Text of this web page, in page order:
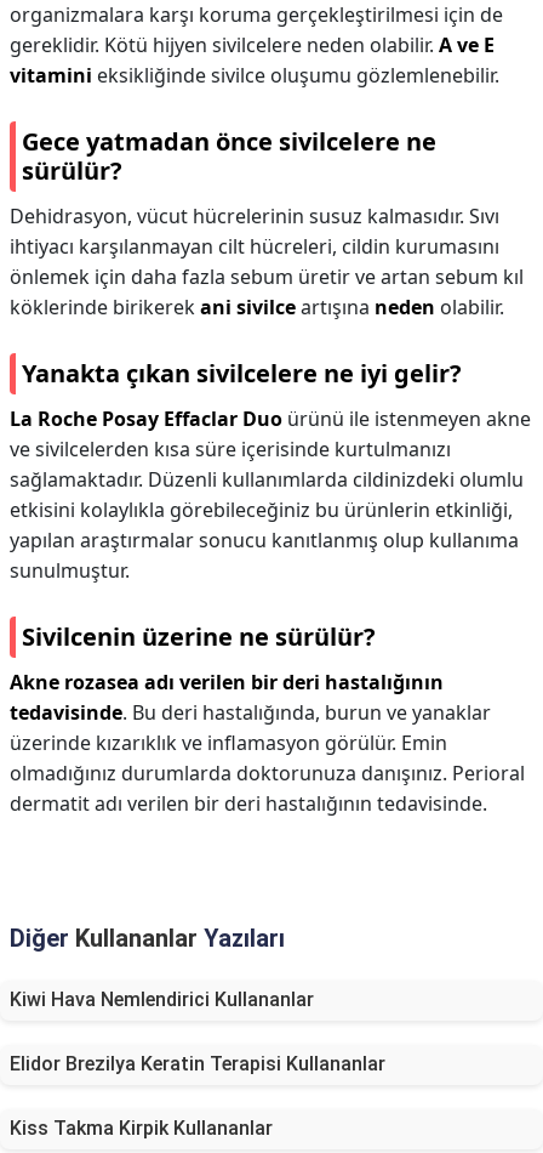
organizmalara karşı koruma gerçekleştirilmesi için de
gereklidir. Kötü hijyen sivilcelere neden olabilir. A ve E
vitamini eksikliğinde sivilce oluşumu gözlemlenebilir.
Gece yatmadan önce sivilcelere ne
sürülür?
Dehidrasyon, vücut hücrelerinin susuz kalmasıdır. Sıvı
ihtiyacı karşılanmayan cilt hücreleri, cildin kurumasını
önlemek için daha fazla sebum üretir ve artan sebum kıl
köklerinde birikerekani sivilceartışına neden olabilir.
Yanakta çıkan sivilcelere ne iyi gelir?
La Roche Posay Effaclar Duo ürünü ile istenmeyen akne
ve sivilcelerden kısa süre içerisinde kurtulmanızı
sağlamaktadır. Düzenli kullanımlarda cildinizdeki olumlu
etkisini kolaylıkla görebileceğiniz bu ürünlerin etkinliği,
yapılan araştırmalar sonucu kanıtlanmış olup kullanıma
sunulmuştur.
Sivilcenin üzerine ne sürülür?
Akne rozasea adı verilen bir deri hastalığının
tedavisinde. Bu deri hastalığında, burun ve yanaklar
üzerinde kızarıklık ve inflamasyon görülür. Emin
olmadığınız durumlarda doktorunuza danışınız. Perioral
dermatit adı verilen bir deri hastalığının tedavisinde.
Diğer Kullananlar Yazıları
Kiwi Hava Nemlendirici Kullananlar
Elidor Brezilya Keratin Terapisi Kullananlar
Kiss Takma Kirpik Kullananlar